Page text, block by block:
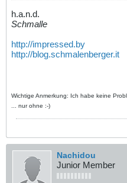
h.a.n.d.
Schmalle
http://impressed.by
http://blog.schmalenberger.it
Wichtige Anmerkung: Ich habe keine
... nur ohne :-)
Nachidou
Junior Member